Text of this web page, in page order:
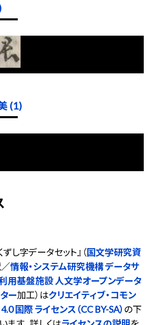
(1)
し字データセット 』（国文学研究資
情報・システム研究機構 データサ
用基盤施設 人文学オープンデータ
ー加工）はクリエイティブ・コモン
国際 ライセンス（CC BY-SA） の下